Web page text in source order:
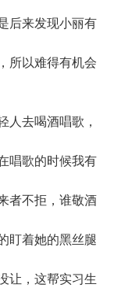
后来发现小丽有
所以难得有机会
去喝酒唱歌，
唱歌的时候我有
者不拒，谁敬酒
盯着她的黑丝腿
让，这帮实习生